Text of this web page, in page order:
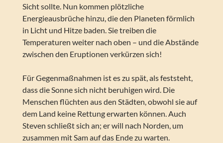
Sicht sollte. Nun kommen plötzliche
Energieausbrüche hinzu, die den Planeten förmlich
in Licht und Hitze baden. Sie treiben die
Temperaturen weiter nach oben – und die Abstände
zwischen den Eruptionen verkürzen sich!
Für Gegenmaßnahmen ist es zu spät, als feststeht,
dass die Sonne sich nicht beruhigen wird. Die
Menschen flüchten aus den Städten, obwohl sie auf
dem Land keine Rettung erwarten können. Auch
Steven schließt sich an; er will nach Norden, um
zusammen mit Sam auf das Ende zu warten.